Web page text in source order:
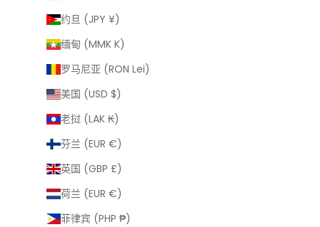
约旦 (JPY ¥)
缅甸 (MMK K)
罗马尼亚 (RON Lei)
美国 (USD $)
老挝 (LAK ₭)
芬兰 (EUR €)
英国 (GBP £)
荷兰 (EUR €)
菲律宾 (PHP ₱)